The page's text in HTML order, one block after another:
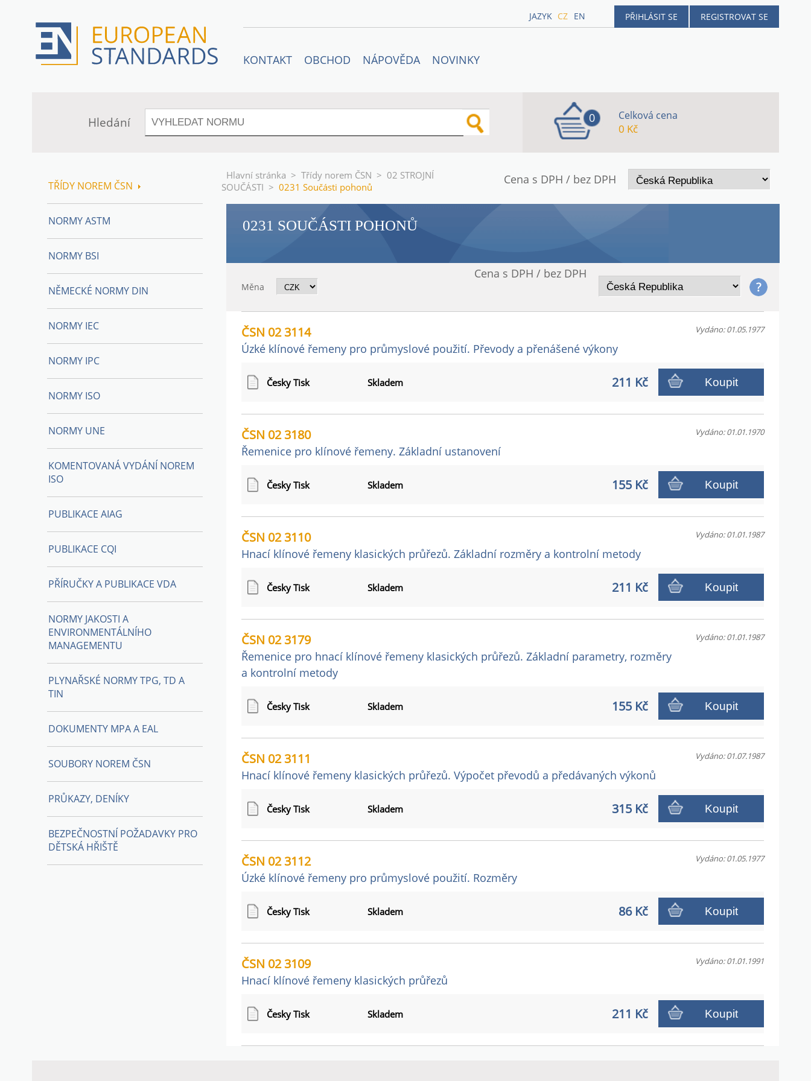
PŘIHLÁSIT SE REGISTROVAT SE
JAZYK CZ EN
KONTAKT OBCHOD NÁPOVĚDA NOVINKY
Hledání 0 Celková cena
0 Kč
Cena s DPH / bez DPH
Hlavní stránka > Třídy norem ČSN > 02 STROJNÍ
SOUČÁSTI > 0231 Součásti pohonů
0231 SOUČÁSTI POHONŮ
Měna
Cena s DPH / bez DPH
ČSN 02 3114
Úzké klínové řemeny pro průmyslové použití. Převody a přenášené výkony
Vydáno: 01.05.1977
Česky Tisk Skladem 211 Kč Koupit
ČSN 02 3180
Řemenice pro klínové řemeny. Základní ustanovení
Vydáno: 01.01.1970
Česky Tisk Skladem 155 Kč Koupit
ČSN 02 3110
Hnací klínové řemeny klasických průřezů. Základní rozměry a kontrolní metody
Vydáno: 01.01.1987
Česky Tisk Skladem 211 Kč Koupit
ČSN 02 3179
Řemenice pro hnací klínové řemeny klasických průřezů. Základní parametry, rozměry
a kontrolní metody
Vydáno: 01.01.1987
Česky Tisk Skladem 155 Kč Koupit
ČSN 02 3111
Hnací klínové řemeny klasických průřezů. Výpočet převodů a předávaných výkonů
Vydáno: 01.07.1987
Česky Tisk Skladem 315 Kč Koupit
ČSN 02 3112
Úzké klínové řemeny pro průmyslové použití. Rozměry
Vydáno: 01.05.1977
Česky Tisk Skladem 86 Kč Koupit
ČSN 02 3109
Hnací klínové řemeny klasických průřezů
Vydáno: 01.01.1991
Česky Tisk Skladem 211 Kč Koupit
TŘÍDY NOREM ČSN
NORMY ASTM
NORMY BSI
NĚMECKÉ NORMY DIN
NORMY IEC
NORMY IPC
NORMY ISO
NORMY UNE
KOMENTOVANÁ VYDÁNÍ NOREM
ISO
PUBLIKACE AIAG
PUBLIKACE CQI
PŘÍRUČKY A PUBLIKACE VDA
NORMY JAKOSTI A
ENVIRONMENTÁLNÍHO
MANAGEMENTU
PLYNAŘSKÉ NORMY TPG, TD A
TIN
DOKUMENTY MPA A EAL
SOUBORY NOREM ČSN
PRŮKAZY, DENÍKY
BEZPEČNOSTNÍ POŽADAVKY PRO
DĚTSKÁ HŘIŠTĚ